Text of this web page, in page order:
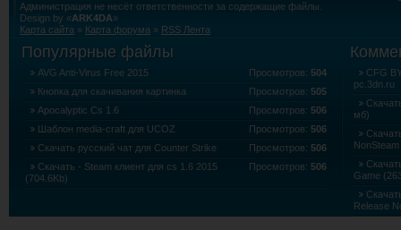
Администрация не несёт ответственности за содержащие файлы.
Design by «ARK4DA»
Карта сайта » Карта форума » RSS Лента
Популярные файлы
Просмотров: 504
AVG Anti-Virus Free 2015
Просмотров: 505
Кнопка для скачивания картинка
Просмотров: 506
Apocalyptic Cs 1.6
Просмотров: 506
Шаблон media-craft для UCOZ
Просмотров: 506
Скачать русский чат для Counter Strike
Просмотров: 506
Скачать - Steam клиент для cs 1.6 2015
(704.6Kb)
CFG
pc.3dn.ru
мб)
Game
Release